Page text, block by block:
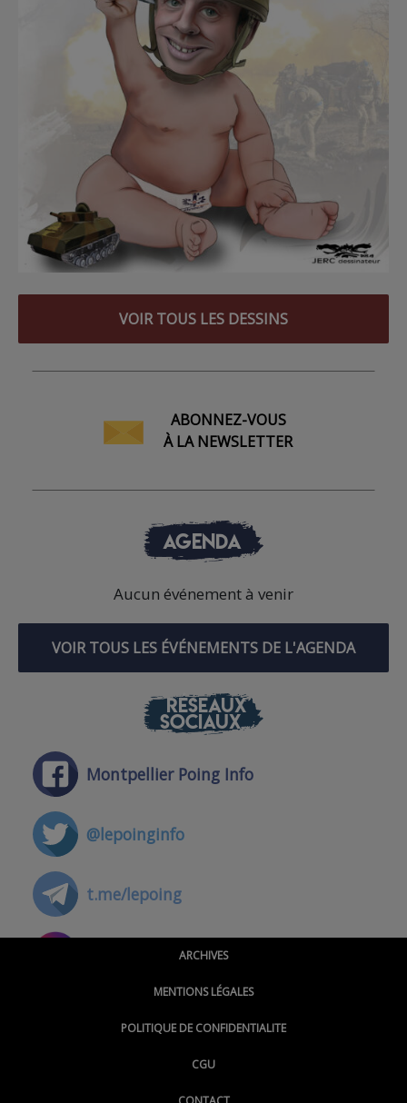
VOIR TOUS LES DESSINS
ABONNEZ-VOUS
À LA NEWSLETTER
AGENDA
Aucun événement à venir
VOIR TOUS LES ÉVÉNEMENTS DE L'AGENDA
RÉSEAUX
SOCIAUX
Montpellier Poing Info
@lepoinginfo
t.me/lepoing
@montpellierpoinginfo
@LePoingMontpellier
ARCHIVES
MENTIONS LÉGALES
POLITIQUE DE CONFIDENTIALITE
CGU